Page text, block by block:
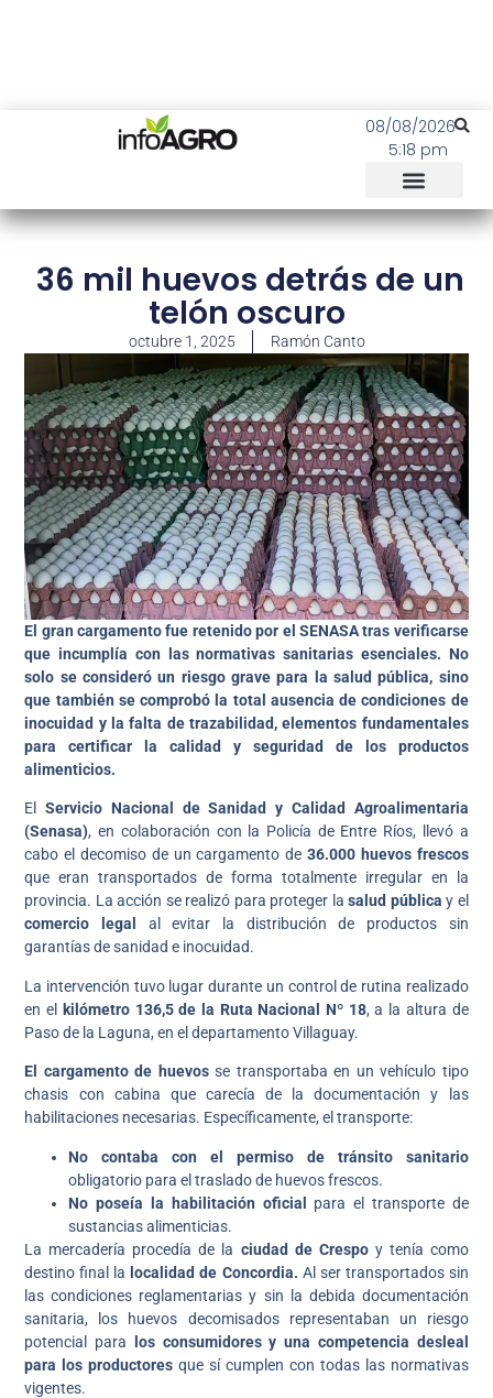
08/08/2026
5:18 pm
36 mil huevos detrás de un
telón oscuro
octubre 1, 2025 Ramón Canto
El gran cargamento fue retenido por el SENASA tras verificarse
que incumplía con las normativas sanitarias esenciales. No
solo se consideró un riesgo grave para la salud pública, sino
que también se comprobó la total ausencia de condiciones de
inocuidad y la falta de trazabilidad, elementos fundamentales
para certificar la calidad y seguridad de los productos
alimenticios.
ElServicio Nacional de Sanidad y Calidad Agroalimentaria
(Senasa), en colaboración con la Policía de Entre Ríos, llevó a
cabo el decomiso de un cargamento de36.000 huevos frescos
que eran transportados de forma totalmente irregular en la
provincia. La acción se realizó para proteger lasalud pública y el
comercio legal
al evitar la distribución de productos sin
garantías de sanidad e inocuidad.
La intervención tuvo lugar durante un control de rutina realizado
en el
kilómetro 136,5 de la Ruta Nacional Nº 18, a la altura de
Paso de la Laguna, en el departamento Villaguay.
El cargamento de huevosse transportaba en un vehículo tipo
chasis con cabina que carecía de la documentación y las
habilitaciones necesarias. Específicamente, el transporte:
No contaba con el permiso de tránsito sanitario
obligatorio para el traslado de huevos frescos.
No poseía la habilitación oficial para el transporte de
sustancias alimenticias.
La mercadería procedía de la ciudad de Crespo y tenía como
destino final lalocalidad de Concordia. Al ser transportados sin
las condiciones reglamentarias y sin la debida documentación
sanitaria, los huevos decomisados representaban un riesgo
potencial para los consumidores y una competencia desleal
para los productoresque sí cumplen con todas las normativas
vigentes.